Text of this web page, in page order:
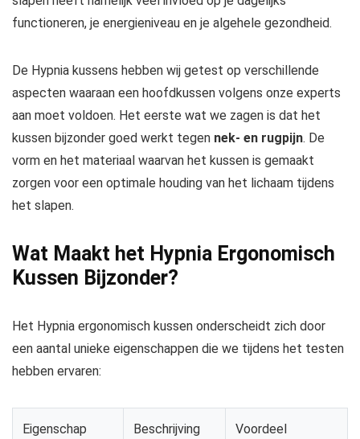
functioneren, je energieniveau en je algehele gezondheid.
De Hypnia kussens hebben wij getest op verschillende
aspecten waaraan een hoofdkussen volgens onze experts
aan moet voldoen. Het eerste wat we zagen is dat het
kussen bijzonder goed werkt tegen nek- en rugpijn. De
vorm en het materiaal waarvan het kussen is gemaakt
zorgen voor een optimale houding van het lichaam tijdens
het slapen.
Wat Maakt het Hypnia Ergonomisch
Kussen Bijzonder?
Het Hypnia ergonomisch kussen onderscheidt zich door
een aantal unieke eigenschappen die we tijdens het testen
hebben ervaren:
Eigenschap Beschrijving Voordeel